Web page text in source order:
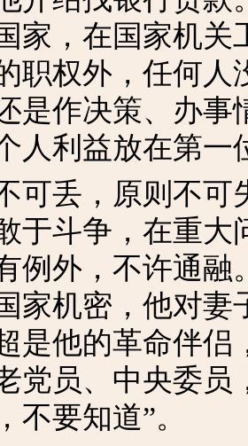
家，在国家机
职权外，任何人
是作决策、办事
人利益放在第一
丢，原则不可
于斗争，在重大
例外，不许通融
家机密，他对
是他的革命伴侣
党员、中央委
不要知道”。